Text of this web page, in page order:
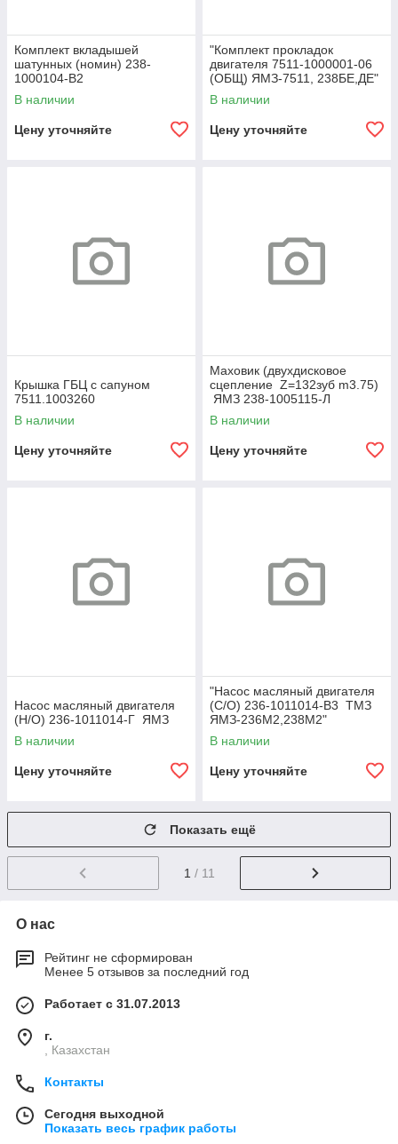
Комплект вкладышей
шатунных (номин) 238-
1000104-В2
В наличии
Цену уточняйте
"Комплект прокладок
двигателя 7511-1000001-06
(ОБЩ) ЯМЗ-7511, 238БЕ,ДЕ"
В наличии
Цену уточняйте
Крышка ГБЦ с сапуном
7511.1003260
В наличии
Цену уточняйте
Маховик (двухдисковое
сцепление Z=132зуб m3.75)
ЯМЗ 238-1005115-Л
В наличии
Цену уточняйте
Насос масляный двигателя
(Н/О) 236-1011014-Г ЯМЗ
В наличии
Цену уточняйте
"Насос масляный двигателя
(С/О) 236-1011014-В3 ТМЗ
ЯМЗ-236М2,238М2"
В наличии
Цену уточняйте
Показать ещё
1 / 11
О нас
Рейтинг не сформирован
Менее 5 отзывов за последний год
Работает с 31.07.2013
г.
, Казахстан
Контакты
Сегодня выходной
Показать весь график работы